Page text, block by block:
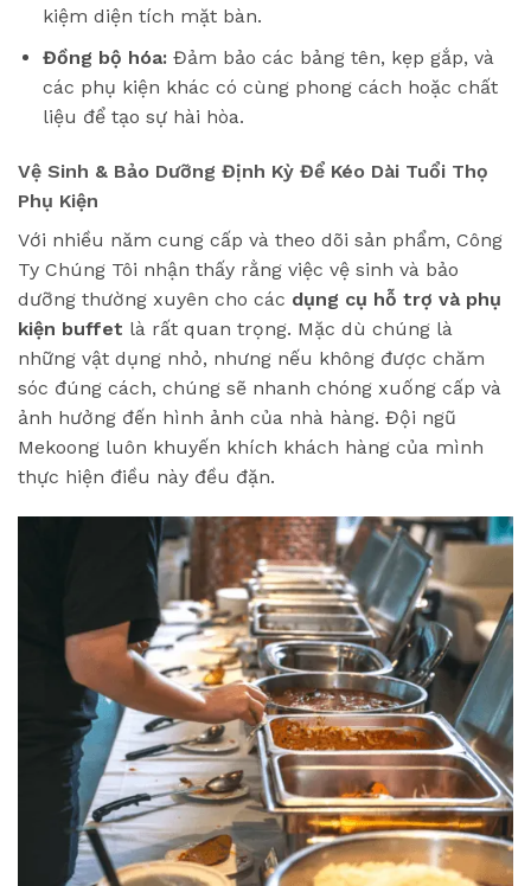
kiệm diện tích mặt bàn.
Đồng bộ hóa:Đảm bảo các bảng tên, kẹp gắp, và
các phụ kiện khác có cùng phong cách hoặc chất
liệu để tạo sự hài hòa.
Vệ Sinh & Bảo Dưỡng Định Kỳ Để Kéo Dài Tuổi Thọ
Phụ Kiện
Với nhiều năm cung cấp và theo dõi sản phẩm, Công
Ty Chúng Tôi nhận thấy rằng việc vệ sinh và bảo
dưỡng thường xuyên cho các dụng cụ hỗ trợ và phụ
kiện buffet là rất quan trọng. Mặc dù chúng là
những vật dụng nhỏ, nhưng nếu không được chăm
sóc đúng cách, chúng sẽ nhanh chóng xuống cấp và
ảnh hưởng đến hình ảnh của nhà hàng. Đội ngũ
Mekoong luôn khuyến khích khách hàng của mình
thực hiện điều này đều đặn.